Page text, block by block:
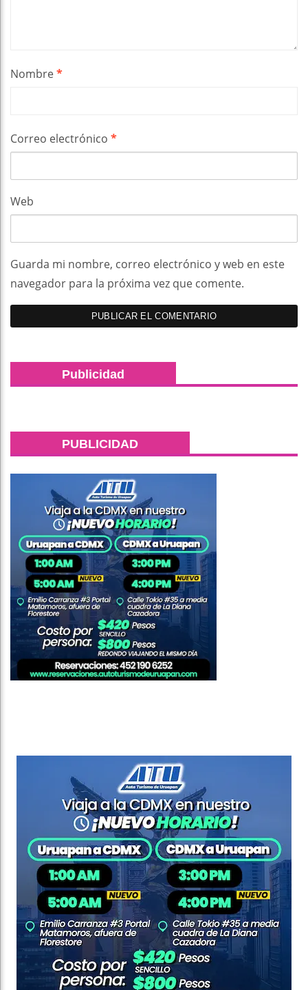
Nombre*
Correo electrónico *
Web
Guarda mi nombre, correo electrónico y web en este
navegador para la próxima vez que comente.
Publicidad
PUBLICIDAD